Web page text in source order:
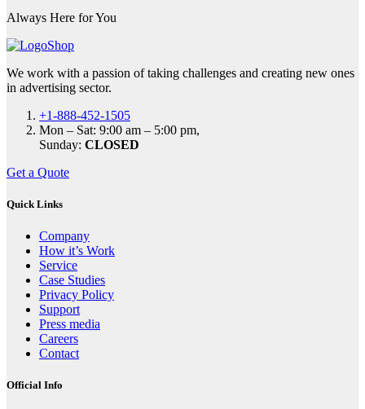
Always Here for You
We work with a passion of taking challenges and creating new ones
in advertising sector.
+1-888-452-1505
Mon – Sat: 9:00 am – 5:00 pm,
Sunday: CLOSED
Get a Quote
Quick Links
Company
How it’s Work
Service
Case Studies
Privacy Policy
Support
Press media
Careers
Contact
Official Info